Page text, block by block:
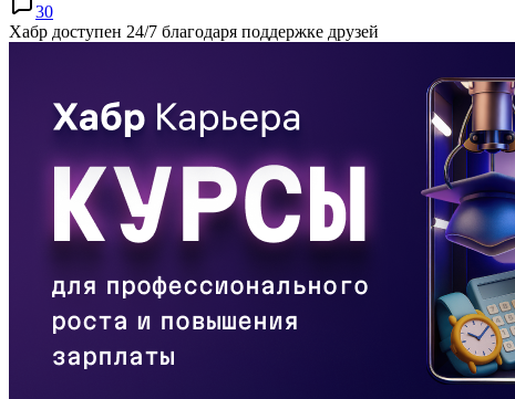
30
Хабр доступен 24/7 благодаря поддержке друзей